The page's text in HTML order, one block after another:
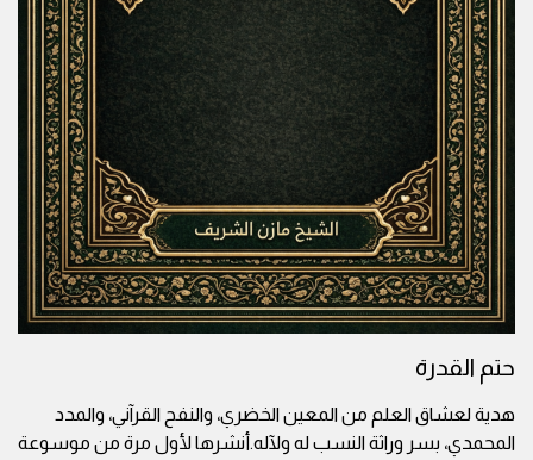
حتم القدرة
هدية لعشاق العلم من المعين الخضري، والنفح القرآني، والمدد
المحمدي، بسر وراثة النسب له ولآله.أنشرها لأول مرة من موسوعة